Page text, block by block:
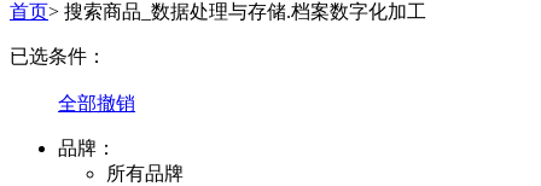
首页> 搜索商品_数据处理与存储.档案数字化加工
已选条件：
全部撤销
品牌：
所有品牌